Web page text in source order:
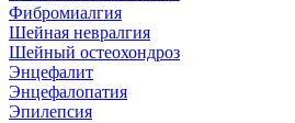
Фибромиалгия
Шейная невралгия
Шейный остеохондроз
Энцефалит
Энцефалопатия
Эпилепсия